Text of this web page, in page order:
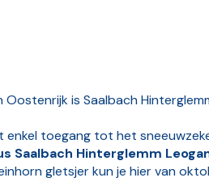
is Saalbach
enkel toegang tot het
Saalbach Hinterglemm
gletsjer kun je hier van